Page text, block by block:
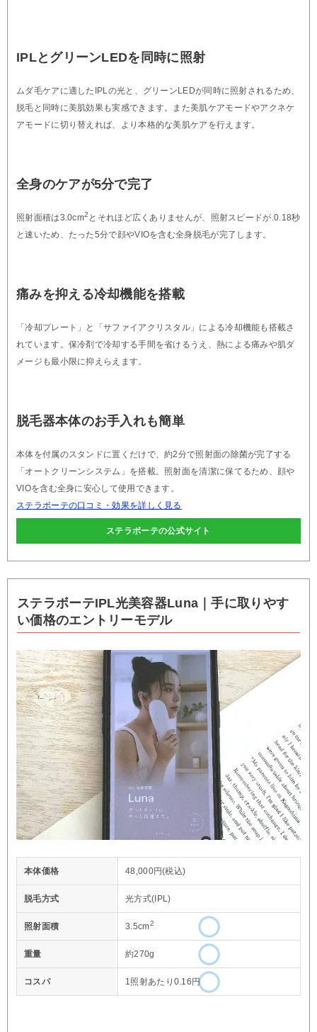
IPLとグリーンLEDを同時に照射
ムダ毛ケアに適したIPLの光と、グリーンLEDが同時に照射されるため、
脱毛と同時に美肌効果も実感できます。また美肌ケアモードやアクネケ
アモードに切り替えれば、より本格的な美肌ケアを行えます。
全身のケアが5分で完了
照射面積は3.0cm2 とそれほど広くありませんが、照射スピードが.0.18秒
と速いため、たった5分で顔やVIOを含む全身脱毛が完了します。
痛みを抑える冷却機能を搭載
「冷却プレート」と「サファイアクリスタル」による冷却機能も搭載さ
れています。保冷剤で冷却する手間を省けるうえ、熱による痛みや肌ダ
メージも最小限に抑えらえます。
脱毛器本体のお手入れも簡単
本体を付属のスタンドに置くだけで、約2分で照射面の除菌が完了する
「オートクリーンシステム」を搭載。照射面を清潔に保てるため、顔や
VIOを含む全身に安心して使用できます。
ステラボーテの口コミ・効果を詳しく見る
ステラボーテの公式サイト
ステラボーテIPL光美容器Luna｜手に取りやす
い価格のエントリーモデル
本体価格 48,000円(税込)
脱毛方式 光方式(IPL)
照射面積 3.5cm2
重量 約270g
コスパ 1照射あたり0.16円